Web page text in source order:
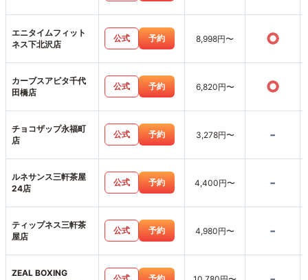
エニタイムフィット
ネス下北沢店
公式 予約 8,998円〜 ○
カーブスアピタ千代
田橋店
公式 予約 6,820円〜 ○
チョコザップ永福町
店
公式 予約 3,278円〜 -
ルネサンス三軒茶屋
24店
公式 予約 4,400円〜 -
ティップネス三軒茶
屋店
公式 予約 4,980円〜 -
ZEAL BOXING